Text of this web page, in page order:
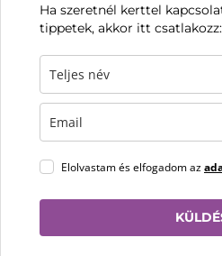
Ha szeretnél kerttel
tippetek, akkor itt csatlakozz:
Elolvastam és elfogadom az